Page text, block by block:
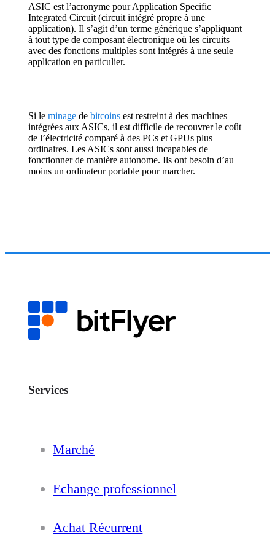
ASIC est l’acronyme pour Application Specific
Integrated Circuit (circuit intégré propre à une
application). Il s’agit d’un terme générique s’appliquant
à tout type de composant électronique où les circuits
avec des fonctions multiples sont intégrés à une seule
application en particulier.
Si leminage debitcoins est restreint à des machines
intégrées aux ASICs, il est difficile de recouvrer le coût
de l’électricité comparé à des PCs et GPUs plus
ordinaires. Les ASICs sont aussi incapables de
fonctionner de manière autonome. Ils ont besoin d’au
moins un ordinateur portable pour marcher.
Services
Marché
Echange professionnel
Achat Récurrent